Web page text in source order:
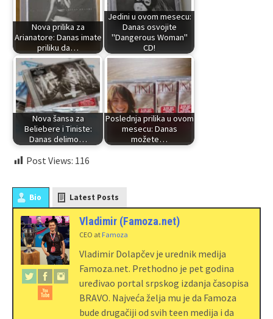
Nova prilika za
Arianatore: Danas imate
priliku da…
Jedini u ovom mesecu:
Danas osvojite
"Dangerous Woman"
CD!
Nova šansa za
Beliebere i Tiniste:
Danas delimo…
Poslednja prilika u ovom
mesecu: Danas
možete…
Post Views: 116
Bio Latest Posts
Vladimir (Famoza.net)
CEO at Famoza
Vladimir Dolapčev je urednik medija
Famoza.net. Prethodno je pet godina
uređivao portal srpskog izdanja časopisa
BRAVO. Najveća želja mu je da Famoza
bude drugačiji od svih teen medija i da